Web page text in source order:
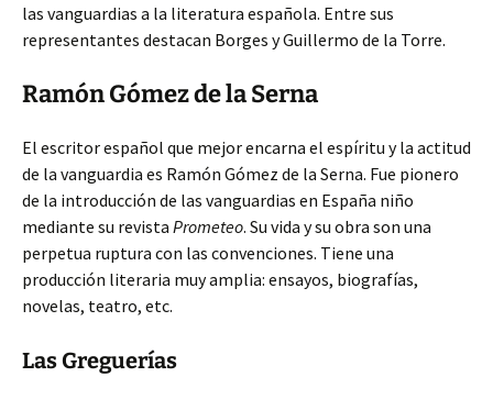
las vanguardias a la literatura española. Entre sus
representantes destacan Borges y Guillermo de la Torre.
Ramón Gómez de la Serna
El escritor español que mejor encarna el espíritu y la actitud
de la vanguardia es Ramón Gómez de la Serna. Fue pionero
de la introducción de las vanguardias en España niño
mediante su revista Prometeo. Su vida y su obra son una
perpetua ruptura con las convenciones. Tiene una
producción literaria muy amplia: ensayos, biografías,
novelas, teatro, etc.
Las Greguerías